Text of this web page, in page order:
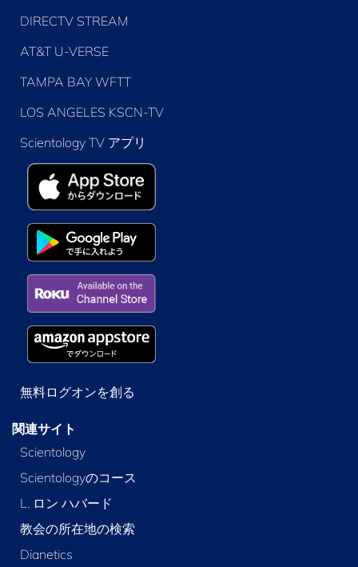
DIRECTV STREAM
AT&T U-VERSE
TAMPA BAY WFTT
LOS ANGELES KSCN-TV
Scientology TV アプリ
無料ログオンを創る
関連サイト
Scientology
Scientologyのコース
L. ロン ハバード
教会の所在地の検索
Dianetics